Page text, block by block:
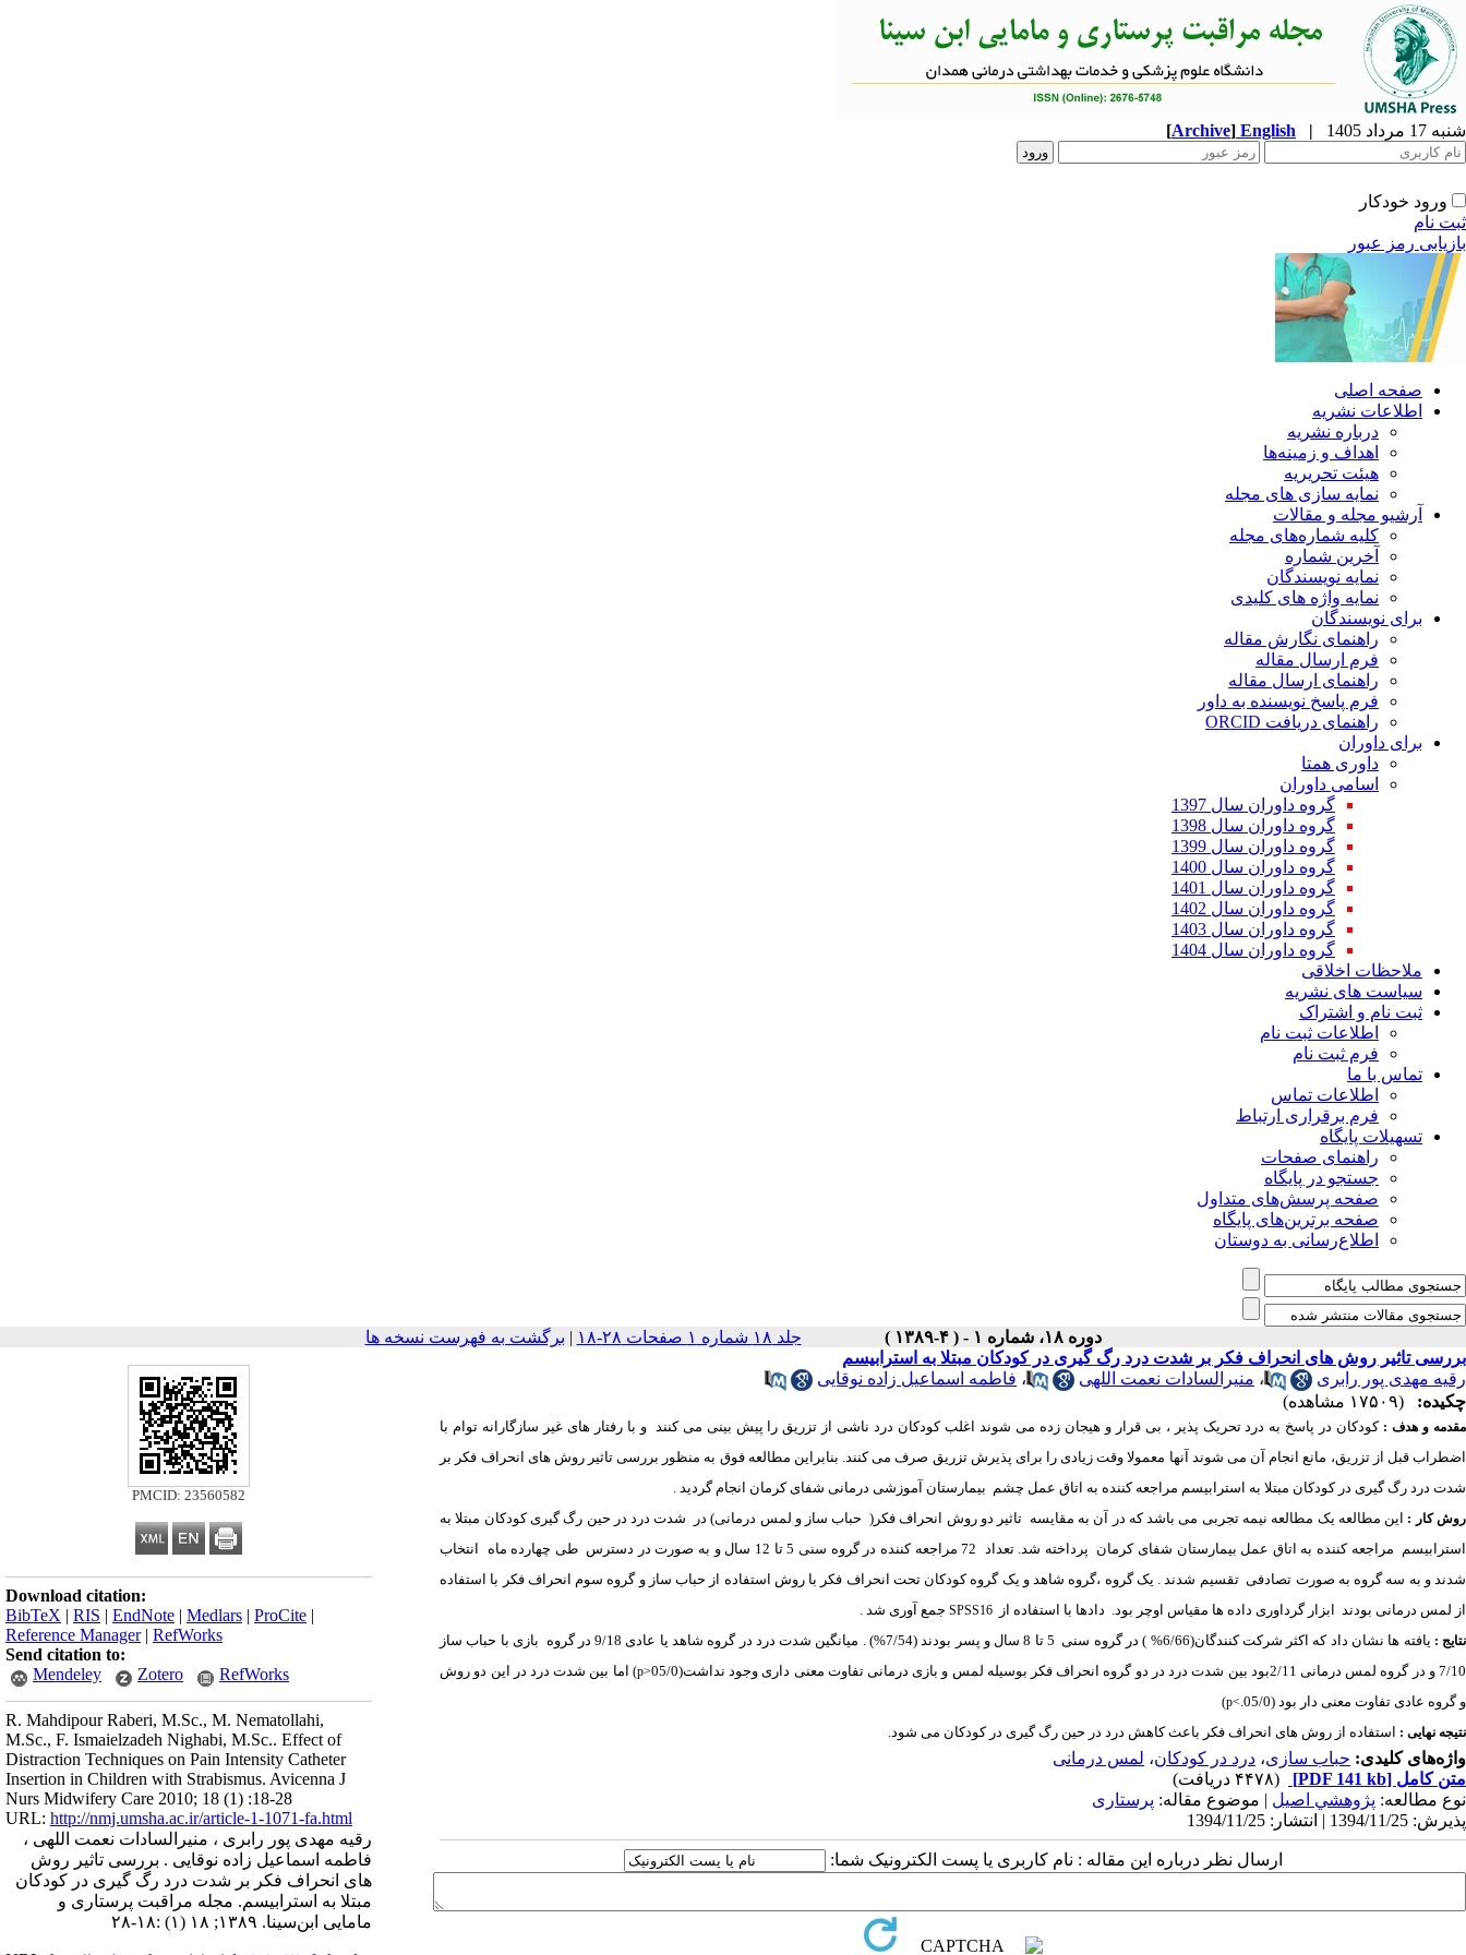
شنبه 17 مرداد 1405 |
English
[Archive]
ورود خودکار
ثبت نام
بازیابی رمز عبور
صفحه اصلی
اطلاعات نشریه
درباره نشریه
اهداف و زمینه‌ها
هیئت تحریریه
نمایه سازی های مجله
آرشیو مجله و مقالات
کلیه شماره‌های مجله
آخرین شماره
نمایه نویسندگان
نمایه واژه های کلیدی
برای نویسندگان
راهنمای نگارش مقاله
فرم ارسال مقاله
راهنمای ارسال مقاله
فرم پاسخ نویسنده به داور
راهنمای دریافت ORCID
برای داوران
داوری همتا
اسامی داوران
گروه داوران سال 1397
گروه داوران سال 1398
گروه داوران سال 1399
گروه داوران سال 1400
گروه داوران سال 1401
گروه داوران سال 1402
گروه داوران سال 1403
گروه داوران سال 1404
ملاحظات اخلاقی
سیاست های نشریه
ثبت نام و اشتراک
اطلاعات ثبت نام
فرم ثبت نام
تماس با ما
اطلاعات تماس
فرم برقراری ارتباط
تسهیلات پایگاه
راهنمای صفحات
جستجو در پایگاه
صفحه پرسش‌های متداول
صفحه برترین‌های پایگاه
اطلاع‌رسانی به دوستان
دوره ۱۸، شماره ۱ - ( ۴-۱۳۸۹ ) جلد ۱۸ شماره ۱ صفحات ۲۸-۱۸ | برگشت به فهرست نسخه ها
PMCID: 23560582
Download citation:
BibTeX | RIS | EndNote | Medlars | ProCite |
Reference Manager| RefWorks
Send citation to:
Mendeley
Zotero RefWorks
R. Mahdipour Raberi, M.Sc., M. Nematollahi,
M.Sc., F. Ismaielzadeh Nighabi, M.Sc.. Effect of
Distraction Techniques on Pain Intensity Catheter
Insertion in Children with Strabismus. Avicenna J
Nurs Midwifery Care 2010; 18 (1) :18-28
URL: http://nmj.umsha.ac.ir/article-1-1071-fa.html
رقیه مهدی پور رابری ، منیرالسادات نعمت اللهی ،
فاطمه اسماعیل زاده نوقایی . بررسی تاثیر روش
های انحراف فکر بر شدت درد رگ گیری در کودکان
مبتلا به استرابیسم. مجله مراقبت پرستاری و
مامایی ابن‌سینا. ۱۳۸۹; ۱۸ (۱) :۱۸-۲۸
بررسی تاثیر روش های انحراف فکر بر شدت درد رگ گیری در کودکان مبتلا به استرابیسم
رقیه مهدی پور رابری
، منیرالسادات نعمت اللهی ، فاطمه اسماعیل زاده نوقایی
چکیده:
(۱۷۵۰۹ مشاهده)
مقدمه و هدف : کودکان در پاسخ به درد تحریک پذیر ، بی قرار و هیجان زده می شوند اغلب کودکان درد ناشی از تزریق را پیش بینی می کنند و با رفتار های غیر سازگارانه توام با
اضطراب قبل از تزریق، مانع انجام آن می شوند آنها معمولا وقت زیادی را برای پذیرش تزریق صرف می کنند. بنابراین مطالعه فوق به منظور بررسی تاثیر روش های انحراف فکر بر
شدت درد رگ گیری در کودکان مبتلا به استرابیسم مراجعه کننده به اتاق عمل چشم بیمارستان آموزشی درمانی شفای کرمان انجام گردید .
روش کار : این مطالعه یک مطالعه نیمه تجربی می باشد که در آن به مقایسه تاثیر دو روش انحراف فکر( حباب ساز و لمس درمانی) در
شدت درد در حین رگ گیری کودکان مبتلا به
استرابیسم مراجعه کننده به اتاق عمل بیمارستان شفای کرمان پرداخته شد. تعداد 72 مراجعه کننده در گروه سنی 5 تا 12 سال و به صورت در دسترس طی چهارده ماه
انتخاب
شدند و به سه گروه به صورت تصادفی تقسیم شدند . یک گروه ،گروه شاهد و یک گروه کودکان تحت انحراف فکر با روش استفاده از حباب ساز و گروه سوم انحراف فکر با استفاده
از لمس درمانی بودند ابزار گرداوری داده ها مقیاس اوچر بود. دادها با استفاده از SPSS16 جمع آوری شد .
نتایج : یافته ها نشان داد که اکثر شرکت کنندگان(6/66% ) در گروه سنی 5 تا 8 سال و پسر بودند (7/54%) . میانگین شدت درد در گروه شاهد یا عادی 9/18 در گروه
بازی با حباب ساز
7/10 و در گروه لمس درمانی 2/11بود بین شدت درد در دو گروه انحراف فکر بوسیله لمس و بازی درمانی تفاوت معنی داری وجود نداشت(05/0
(p> اما بین شدت درد در این دو روش
و گروه عادی تفاوت معنی دار بود (05/0
.
(p<
نتیجه نهایی : استفاده از روش های انحراف فکر باعث کاهش درد در حین رگ گیری در کودکان می شود.
واژه‌های کلیدی: حباب سازی، درد در کودکان، لمس درمانی
متن کامل [PDF 141 kb]
(۴۴۷۸ دریافت)
نوع مطالعه: پژوهشي اصیل | موضوع مقاله: پرستاری
پذیرش: 1394/11/25 | انتشار: 1394/11/25
ارسال نظر درباره این مقاله : نام کاربری یا پست الکترونیک شما: